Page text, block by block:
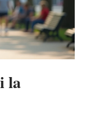
la